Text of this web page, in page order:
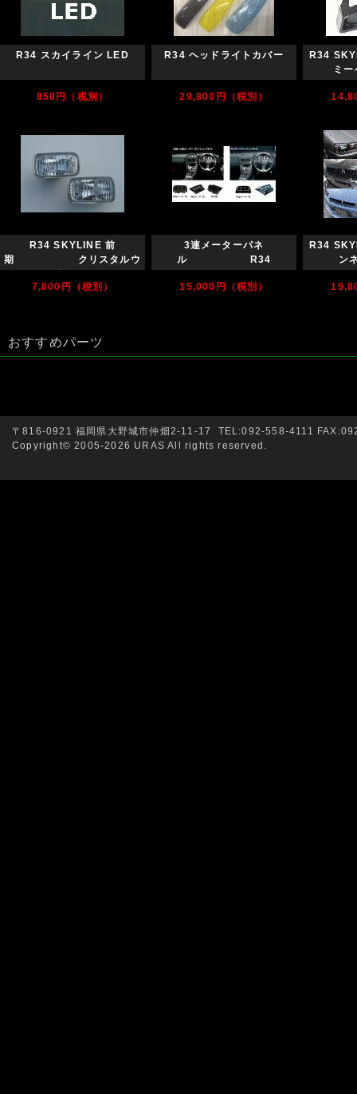
R34 スカイライン LED
850円（税別）
R34 ヘッドライトカバー
29,800円（税別）
R34
ミ
R34 SKYLINE 前
期 クリスタルウ
7,800円（税別）
3連メーターパネ
ル R34
15,000円（税別）
R34
ン
おすすめパーツ
〒816-0921 福岡県大野城市仲畑2-11-17 TEL:092-558-4111
Copyright© 2005-2026 URAS All rights reserved.